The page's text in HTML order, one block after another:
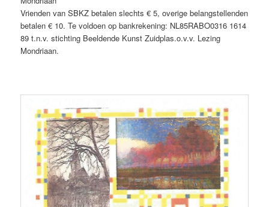
Vrienden van SBKZ betalen slechts € 5, overige belangstellenden
betalen € 10. Te voldoen op bankrekening: NL85RABO0316 1614
89 t.n.v. stichting Beeldende Kunst Zuidplas.o.v.v. Lezing
Mondriaan.